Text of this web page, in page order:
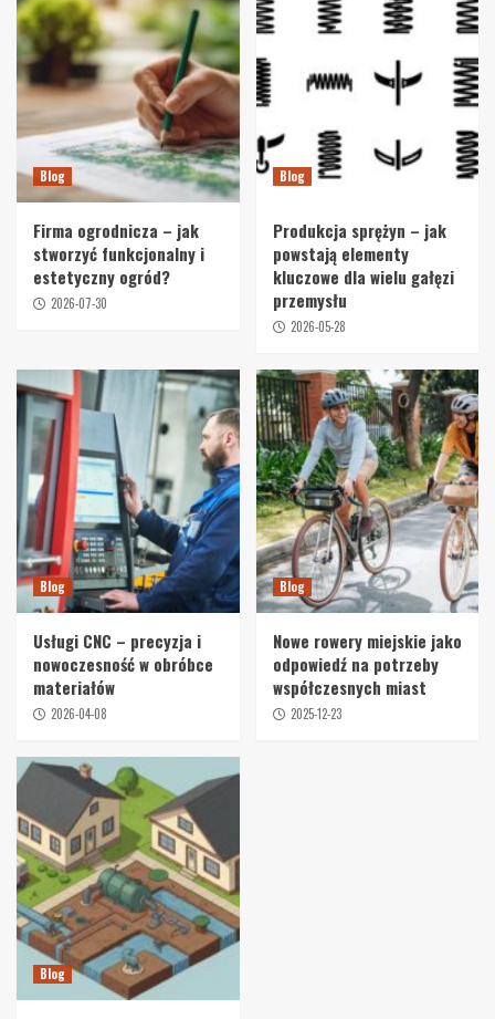
Blog
Firma ogrodnicza – jak
stworzyć funkcjonalny i
estetyczny ogród?
2026-07-30
Blog
Produkcja sprężyn – jak
powstają elementy
kluczowe dla wielu gałęzi
przemysłu
2026-05-28
Blog
Usługi CNC – precyzja i
nowoczesność w obróbce
materiałów
2026-04-08
Blog
Nowe rowery miejskie jako
odpowiedź na potrzeby
współczesnych miast
2025-12-23
Blog